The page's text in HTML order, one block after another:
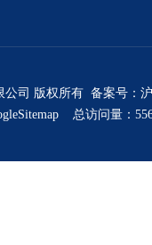
司 版权所有 备案号：
总访问量：